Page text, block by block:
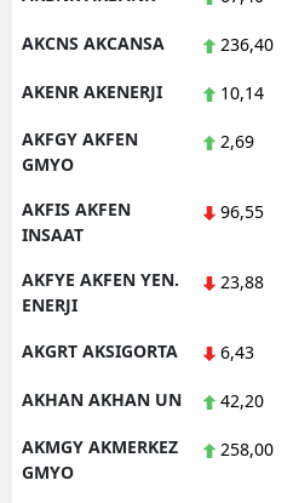
AKCNS AKCANSA 236,40
AKENR AKENERJI 10,14
AKFGY AKFEN
GMYO
2,69
AKFIS AKFEN
INSAAT
96,55
AKFYE AKFEN YEN.
ENERJI
23,88
AKGRT AKSIGORTA 6,43
AKHAN AKHAN UN 42,20
AKMGY AKMERKEZ
GMYO
258,00